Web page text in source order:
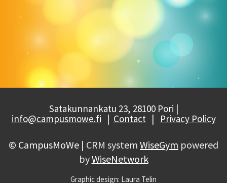
Satakunnankatu 23, 28100 Pori |
info@campusmowe.fi | Contact | Privacy Policy
© CampusMoWe | CRM system WiseGym powered
byWiseNetwork
Graphic design: Laura Telin